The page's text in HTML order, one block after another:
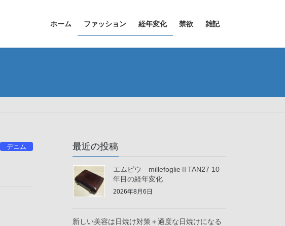
ホーム ファッション 経年変化 禁欲 雑記
デニム 最近の投稿
エムピウ millefoglieⅡTAN27 10
年目の経年変化
2026年8月6日
新しい美容は日焼け対策＋適度な日焼けになる